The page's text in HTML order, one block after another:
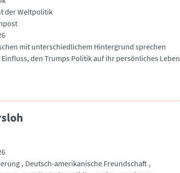
der Weltpolitik
mit unterschiedlichem Hintergrund sprechen
den Trumps Politik auf ihr persönliches Leben
Deutsch-amerikanische Freundschaft